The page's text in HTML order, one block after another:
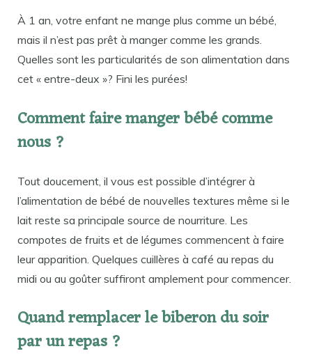
À 1 an, votre enfant ne mange plus comme un bébé,
mais il n’est pas prêt à manger comme les grands.
Quelles sont les particularités de son alimentation dans
cet « entre-deux »? Fini les purées!
Comment faire manger bébé comme
nous ?
Tout doucement, il vous est possible d’intégrer à
l’alimentation de bébé de nouvelles textures même si le
lait reste sa principale source de nourriture. Les
compotes de fruits et de légumes commencent à faire
leur apparition. Quelques cuillères à café au repas du
midi ou au goûter suffiront amplement pour commencer.
Quand remplacer le biberon du soir
par un repas ?